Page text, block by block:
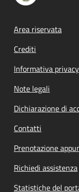
Footer
Area riservata
Crediti
Informativa privacy
Note legali
Dichiarazione di
Contatti
Prenotazione
Richiedi assistenza
Statistiche del